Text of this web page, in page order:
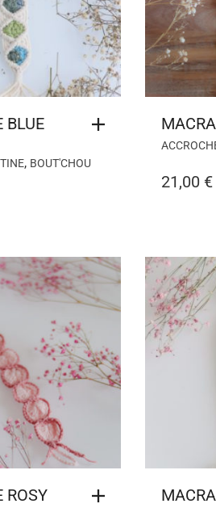
BLUE
, BOUT'CHOU
21,00 €
ROSY